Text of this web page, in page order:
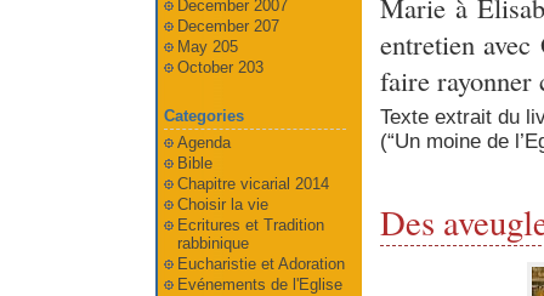
Marie à
entretien
faire rayonner
Texte extrait du
(“Un moine de
Des
December 2007
December 207
May 205
October 203
Categories
Agenda
Bible
Chapitre vicarial 2014
Choisir la vie
Ecritures et Tradition
rabbinique
Eucharistie et Adoration
Evénements de l'Eglise